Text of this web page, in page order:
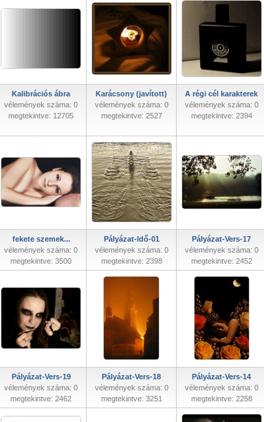
Kalibrációs ábra
vélemények száma: 0
megtekintve: 12705
Karácsony (javított)
vélemények száma: 0
megtekintve: 2527
A régi cél karakterek
vélemények száma: 0
megtekintve: 2394
fekete szemek...
vélemények száma: 0
megtekintve: 3500
Pályázat-Idő-01
vélemények száma: 0
megtekintve: 2398
Pályázat-Vers-17
vélemények száma: 0
megtekintve: 2452
Pályázat-Vers-19
vélemények száma: 0
megtekintve: 2462
Pályázat-Vers-18
vélemények száma: 0
megtekintve: 3251
Pályázat-Vers-14
vélemények száma: 0
megtekintve: 2258